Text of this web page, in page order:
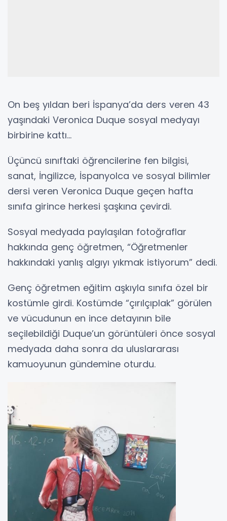
On beş yıldan beri İspanya’da ders veren 43
yaşındaki Veronica Duque sosyal medyayı
birbirine kattı…
Üçüncü sınıftaki öğrencilerine fen bilgisi,
sanat, İngilizce, İspanyolca ve sosyal bilimler
dersi veren Veronica Duque geçen hafta
sınıfa girince herkesi şaşkına çevirdi.
Sosyal medyada paylaşılan fotoğraflar
hakkında genç öğretmen, “Öğretmenler
hakkındaki yanlış algıyı yıkmak istiyorum” dedi.
Genç öğretmen eğitim aşkıyla sınıfa özel bir
kostümle girdi. Kostümde “çırılçıplak” görülen
ve vücudunun en ince detayının bile
seçilebildiği Duque’un görüntüleri önce sosyal
medyada daha sonra da uluslararası
kamuoyunun gündemine oturdu.